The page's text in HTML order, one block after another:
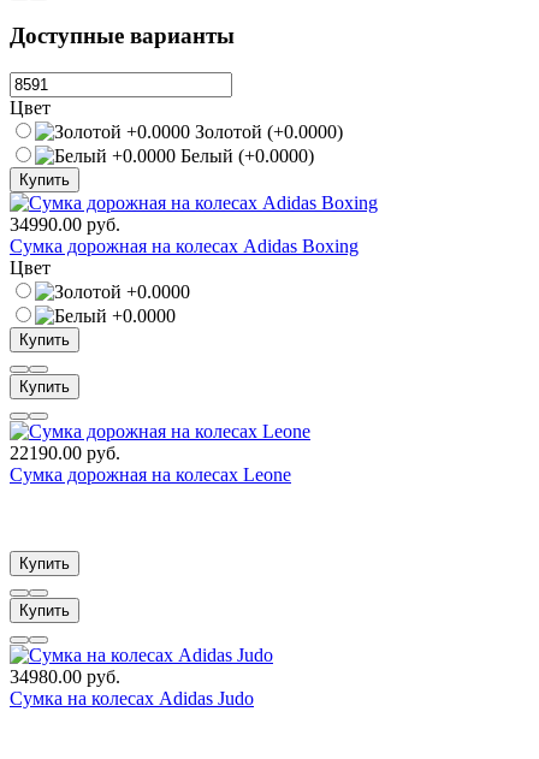
Доступные варианты
Цвет
Золотой (+0.0000)
Белый (+0.0000)
Купить
34990.00 руб.
Сумка дорожная на колесах Adidas Boxing
Цвет
Купить
Купить
22190.00 руб.
Сумка дорожная на колесах Leone
Купить
Купить
34980.00 руб.
Сумка на колесах Adidas Judo